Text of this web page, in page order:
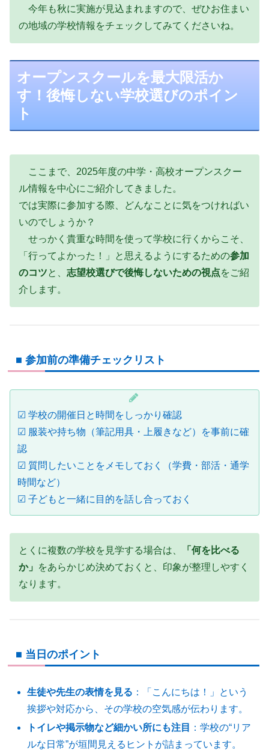
今年も秋に実施が見込まれますので、ぜひお住まい
の地域の学校情報をチェックしてみてくださいね。
オープンスクールを最大限活か
す！後悔しない学校選びのポイン
ト
ここまで、2025年度の中学・高校オープンスクー
ル情報を中心にご紹介してきました。
では実際に参加する際、どんなことに気をつければい
いのでしょうか？
せっかく貴重な時間を使って学校に行くからこそ、
「行ってよかった！」と思えるようにするための参加
のコツと、 志望校選びで後悔しないための視点をご紹
介します。
■ 参加前の準備チェックリスト
☑ 学校の開催日と時間をしっかり確認
☑ 服装や持ち物（筆記用具・上履きなど）を事前に確
認
☑ 質問したいことをメモしておく（学費・部活・通学
時間など）
☑ 子どもと一緒に目的を話し合っておく
とくに複数の学校を見学する場合は、
「何を比べる
か」
をあらかじめ決めておくと、印象が整理しやすく
なります。
■ 当日のポイント
生徒や先生の表情を見る ：「こんにちは！」という
挨拶や対応から、その学校の空気感が伝わります。
トイレや掲示物など細かい所にも注目
：学校の“リア
ルな日常”が垣間見えるヒントが詰まっています。